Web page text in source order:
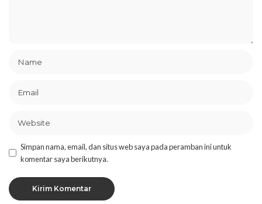
Simpan nama, email, dan situs web saya pada peramban ini untuk
komentar saya berikutnya.